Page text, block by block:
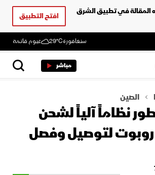
المقالة في تطبيق الشرق
افتح التطبيق
سنغافورة29°C غيوم قاتمة
مباشر
الصين
نظاماً آلياً لشحن
روبوت لتوصيل وفصل